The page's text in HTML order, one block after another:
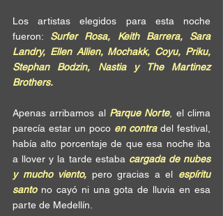
Los artistas elegidos para esta noche
fueron: Surfer Rosa, Keith Barrera, Sara
Landry, Ellen Allien, Mochakk, Coyu, Priku,
Stephan Bodzin, Nastia y The Martinez
Brothers.
Apenas arribamos al Parque Norte, el clima
parecía estar un poco en contra del festival,
había alto porcentaje de que esa noche iba
a llover y la tarde estaba cargada de nubes
y mucho viento, pero gracias a el espíritu
santo no cayó ni una gota de lluvia en esa
parte de Medellín.